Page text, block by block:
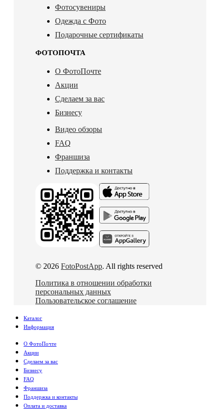
Фотосувениры
Одежда с Фото
Подарочные сертификаты
ФОТОПОЧТА
О ФотоПочте
Акции
Сделаем за вас
Бизнесу
Видео обзоры
FAQ
Франшиза
Поддержка и контакты
© 2026 FotoPostApp. All rights reserved
Политика в отношении обработки
персональных данных
Пользовательское соглашение
Каталог
Информация
О ФотоПочте
Акции
Сделаем за вас
Бизнесу
FAQ
Франшиза
Поддержка и контакты
Оплата и доставка